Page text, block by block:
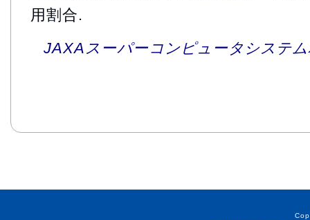
用割合.
JAXAスーパーコンピュータシステ